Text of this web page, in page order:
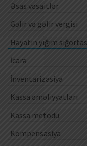
Əsas vəsaitlər
Gəlir və gəlir vergisi
Həyatın yığım
İcarə
İnventarizasiya
Kassa əməliyyatları
Kassa metodu
Kompensasiya